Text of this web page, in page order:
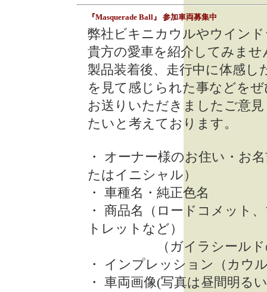
『Masquerade Ball』 参加車両募集中
弊社ビキニカウルやウイン
貴方の愛車を紹介してみませ
製品装着後、走行中に体感
を見て感じられた事などを
お送りいただきましたご意
たいと考えております。
・ オーナー様のお住い・お
たはイニシャル）
・ 車種名・純正色名
・ 商品名（ロードコメット
トレットなど）
（ガイラシールドの場
・ インプレッション（カウ
・ 車両画像(写真は昼間明る